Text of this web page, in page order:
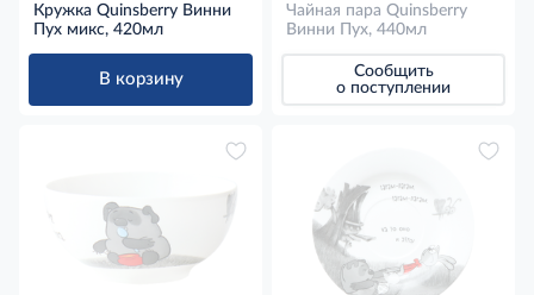
Кружка Quinsberry Винни
Пух микс, 420мл
В корзину
Чайная пара Quinsberry
Винни Пух, 440мл
Сообщить
о поступлении